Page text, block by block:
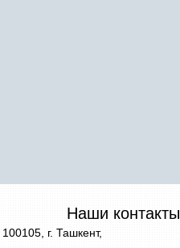
Наши контакты
г. Ташкент,